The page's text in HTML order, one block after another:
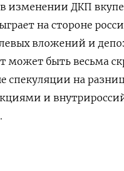
изменении ДКП
на стороне
вложений и
может быть весьма
спекуляции на
и